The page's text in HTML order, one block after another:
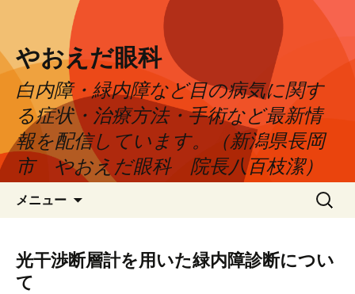
やおえだ眼科
白内障・緑内障など目の病気に関す
る症状・治療方法・手術など最新情
報を配信しています。（新潟県長岡
市 やおえだ眼科 院長八百枝潔）
メニュー
ン
ツ
検
索:
光干渉断層計を用いた緑内障診断につい
て